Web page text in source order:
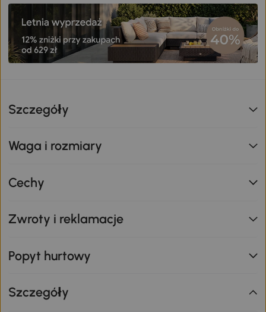
Szczegóły
Waga i rozmiary
Cechy
Zwroty i reklamacje
Popyt hurtowy
Szczegóły